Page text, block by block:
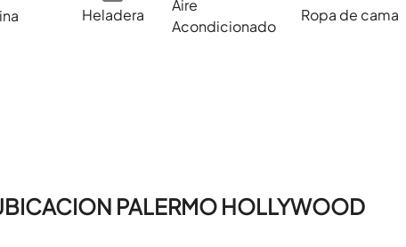
Heladera
Aire
Acondicionado
Ropa de cama
PALERMO HOLLYWOOD